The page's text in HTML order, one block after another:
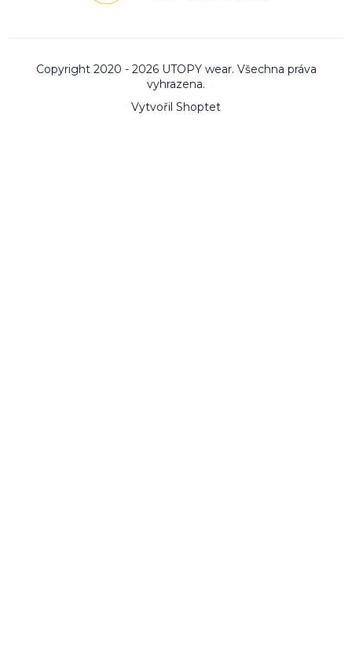
Vytvořil Shoptet
Copyright 2020 - 2026 UTOPY wear. Všechna práva
vyhrazena.